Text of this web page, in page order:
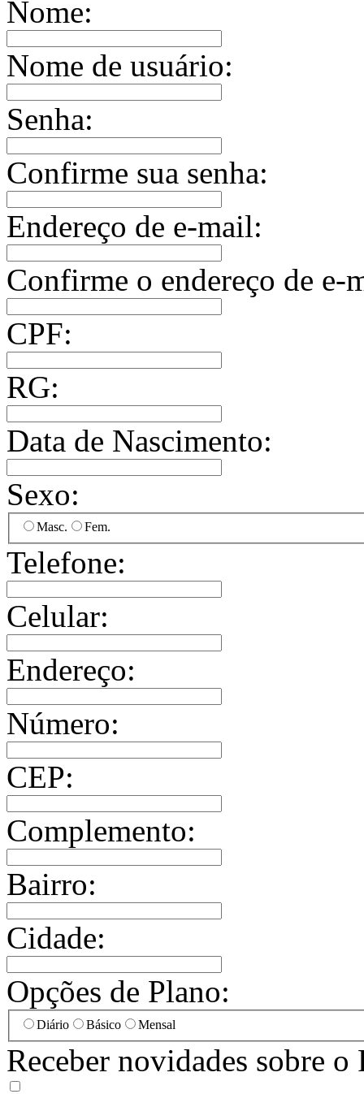
Nome:
Nome de usuário:
Senha:
Confirme sua senha:
Endereço de e-mail:
Confirme o endereço de e-
CPF:
RG:
Data de Nascimento:
Sexo:
Masc. Fem.
Telefone:
Celular:
Endereço:
Número:
CEP:
Complemento:
Bairro:
Cidade:
Opções de Plano:
Diário Básico Mensal
Receber novidades sobre